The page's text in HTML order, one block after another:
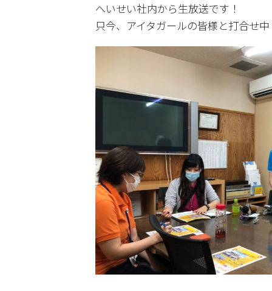
へいせい社内から生放送です！
只今、アイタガールの皆様と打合せ